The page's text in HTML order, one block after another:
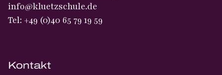
info@kluetzschule.de
Tel: +49 (0)40 65 79 19 59
Kontakt